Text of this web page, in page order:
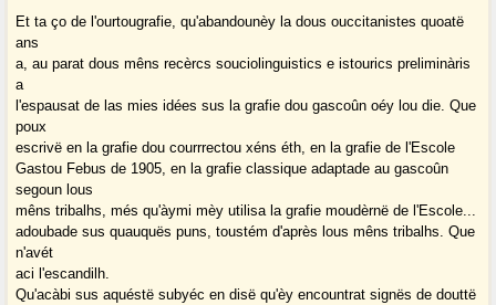
Et ta ço de l'ourtougrafie, qu'abandounèy la dous ouccitanistes quoatë
ans
a, au parat dous mêns recèrcs souciolinguistics e istourics preliminàris
a
l'espausat de las mies idées sus la grafie dou gascoûn oéy lou die. Que
poux
escrivë en la grafie dou courrrectou xéns éth, en la grafie de l'Escole
Gastou Febus de 1905, en la grafie classique adaptade au gascoûn
segoun lous
mêns tribalhs, més qu'àymi mèy utilisa la grafie moudèrnë de l'Escole...
adoubade sus quauquës puns, toustém d'après lous mêns tribalhs. Que
n'avét
aci l'escandilh.
Qu'acàbi sus aquéstë subyéc en disë qu'èy encountrat signës de douttë